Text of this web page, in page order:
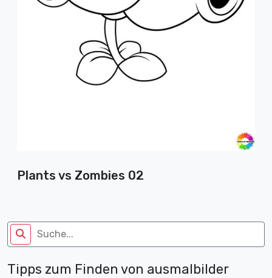
Plants vs Zombies 02
Tipps zum Finden von ausmalbilder